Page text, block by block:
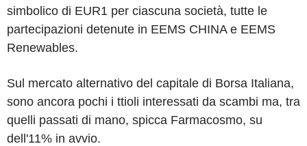
simbolico di EUR1 per ciascuna società, tutte le
partecipazioni detenute in EEMS CHINA e EEMS
Renewables.
Sul mercato alternativo del capitale di Borsa Italiana,
sono ancora pochi i ttioli interessati da scambi ma, tra
quelli passati di mano, spicca Farmacosmo, su
dell'11% in avvio.